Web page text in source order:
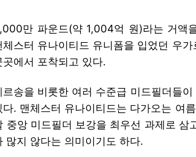
만 파운드(약 1,004억 원)라는 거액
체스터 유나이티드 유니폼을 입었던 우
곳에서 포착되고 있다.
르송을 비롯한 여러 수준급 미드필더들
다. 맨체스터 유나이티드는 다가오는 여
중앙 미드필더 보강을 최우선 과제로 삼
많지 않다는 의미이기도 하다.